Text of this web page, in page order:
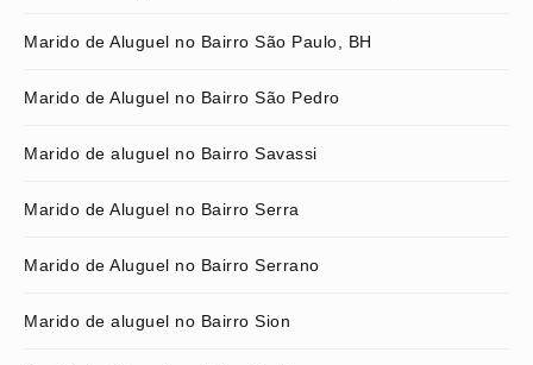
Marido de Aluguel no Bairro São Paulo, BH
Marido de Aluguel no Bairro São Pedro
Marido de aluguel no Bairro Savassi
Marido de Aluguel no Bairro Serra
Marido de Aluguel no Bairro Serrano
Marido de aluguel no Bairro Sion